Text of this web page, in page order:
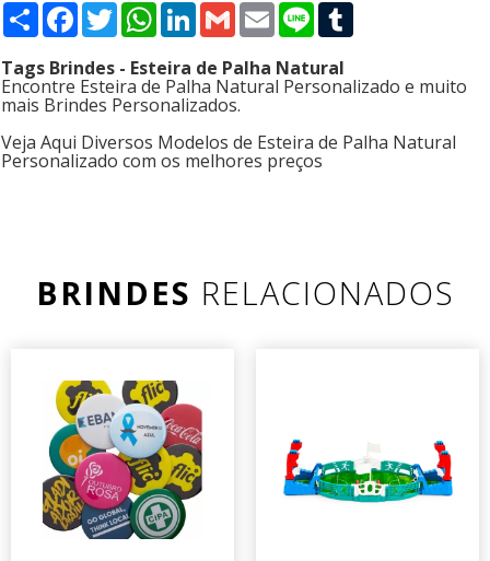
Compartilhar
Facebook
TwitterWhatsApp
LinkedIn
GmailEmailLine
Tags Brindes - Esteira de Palha Natural
Encontre Esteira de Palha Natural Personalizado e muito
mais Brindes Personalizados.
Veja Aqui Diversos Modelos de Esteira de Palha Natural
Personalizado com os melhores preços
BRINDES RELACIONADOS